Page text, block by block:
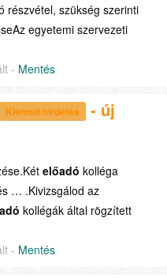
részvétel, szükség szerinti
egyetemi szervezeti
- Mentés
Kiemelt hirdetés - új
előadó kolléga
… .Kivizsgálod az
kollégák által rögzített
- Mentés